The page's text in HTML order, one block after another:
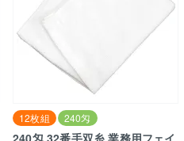
12枚組 240匁